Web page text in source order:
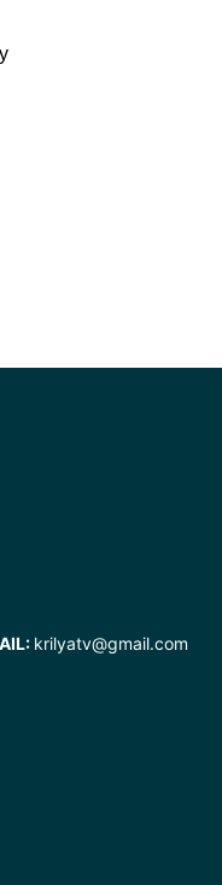
krilyatv@gmail.com